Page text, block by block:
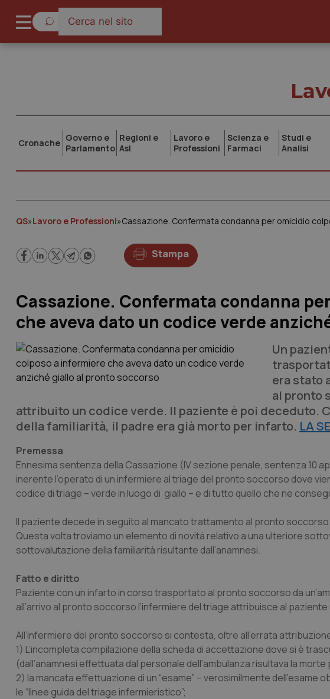
Cronache Governo e
Parlamento
Regioni e
Asl
Lavoro e
Professioni
Scienza e
Farmaci
Studi e
Analisi
QS»Lavoro e Professioni»
Stampa
Cassazione. Confermata condanna
che aveva dato un codice verde
Un
era stato
al pronto
attribuito un codice verde. Il paziente è poi deceduto.
della familiarità, il padre era già morto per infarto. LA
Premessa
Ennesima sentenza della Cassazione (IV sezione penale, sentenza 10
inerente l’operato di un infermiere al triage del pronto soccorso dove
codice di triage – verde in luogo di giallo – e di tutto quello che ne
Il paziente decede in seguito al mancato trattamento al pronto soccorso.
Questa volta troviamo un elemento di novità relativo a una ulteriore
sottovalutazione della familiarità risultante dall’anamnesi.
Fatto e diritto
Paziente con un infarto in corso trasportato al pronto soccorso da
all’arrivo al pronto soccorso l’infermiere del triage attribuisce al
All’infermiere del pronto soccorso si contesta, oltre all’errata
1) L’incompleta compilazione della scheda di accettazione dove si è
(dall’anamnesi effettuata dal personale dell’ambulanza risultava la
2) la mancata effettuazione di un “esame” – verosimilmente
le “linee guida del triage infermieristico”;